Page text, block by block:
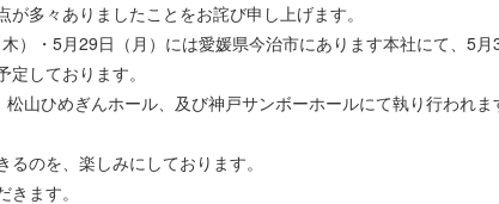
多々ありましたことをお詫び申し上げます。
）・5月29日（月）には愛媛県今治市にあります本社にて、5月
定しております。
山ひめぎんホール、及び神戸サンボーホールにて執り行われま
のを、楽しみにしております。
ます。